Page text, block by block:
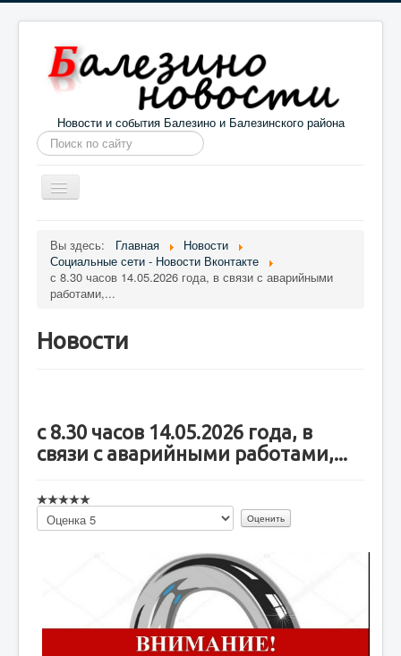
Новости и события Балезино и Балезинского района
Искать...
Toggle
Navigation
Информация Галерея О проекте
Вы здесь: Главная
Новости
Социальные сети - Новости Вконтакте
с 8.30 часов 14.05.2026 года, в связи с аварийными
работами,...
Новости
с 8.30 часов 14.05.2026 года, в
связи с аварийными работами,...
Пожалуйста,
оцените